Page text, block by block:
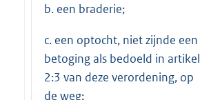
b. een braderie;
c. een optocht, niet zijnde een
betoging als bedoeld in artikel
2:3 van deze verordening, op
de weg;